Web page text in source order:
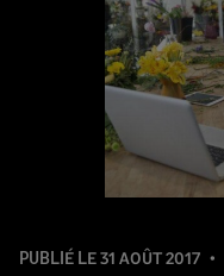
PUBLIÉ LE31 AOÛT 2017